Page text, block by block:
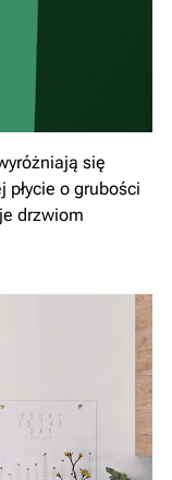
się
o grubości
drzwiom